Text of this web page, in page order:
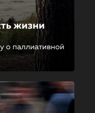
жизни
о паллиативной